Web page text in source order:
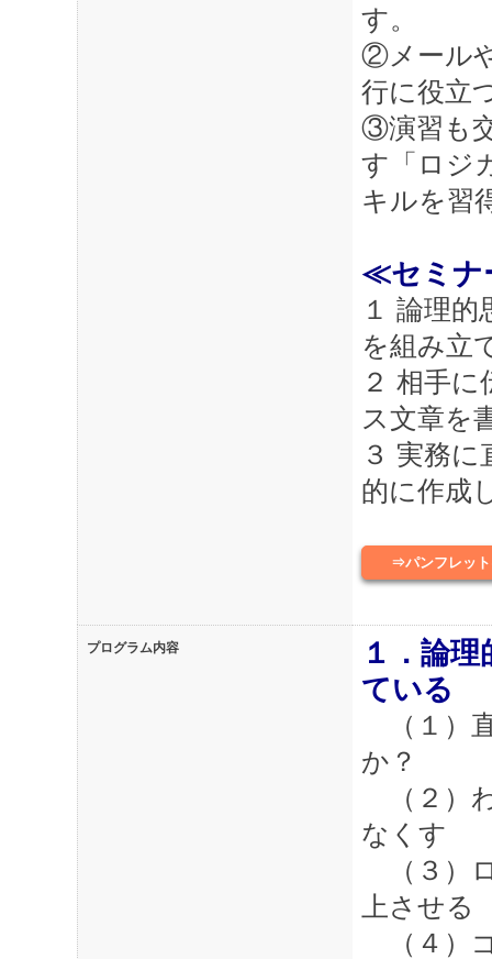
す。
②メール
行に役立
③演習も
す「ロジ
キルを習
≪セミナ
１ 論理
を組み立
２ 相手
ス文章を
３ 実務
的に作成
⇒パンフレッ
プログラム内容
１．論
ている
（１）
か？
（２）
なくす
（３）
上させる
（４）